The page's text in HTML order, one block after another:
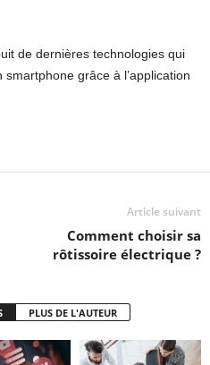
de dernières technologies qui
grâce à l’application
Article suivant
Comment choisir sa
rôtissoire électrique ?
PLUS DE L'AUTEUR